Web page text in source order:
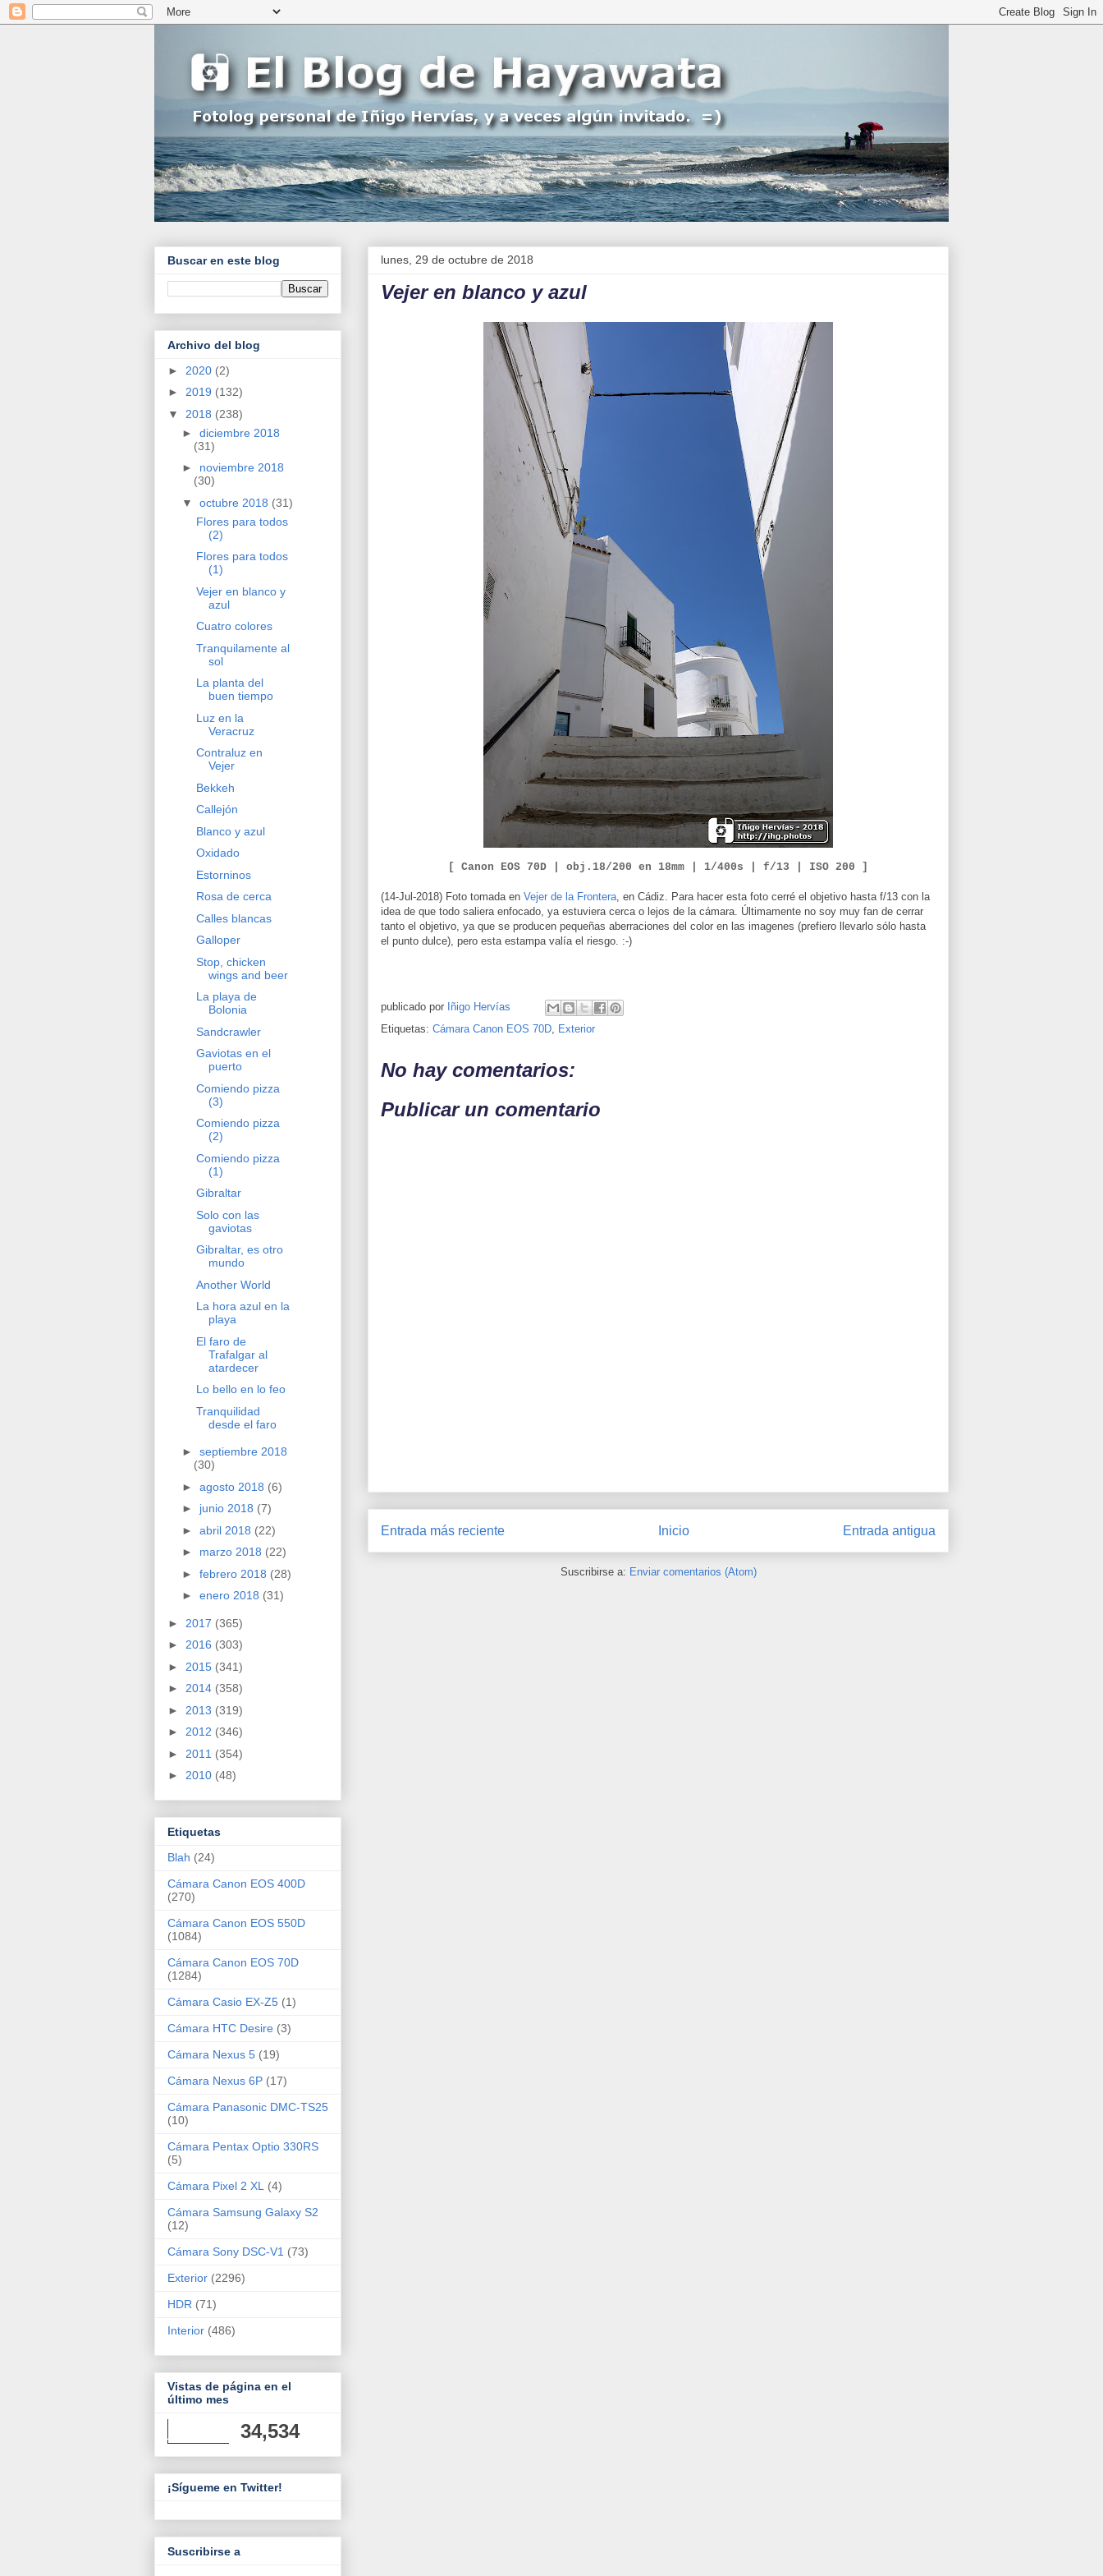
lunes, 29 de octubre de 2018
Vejer en blanco y azul
[ Canon EOS 70D | obj. 18/200 en 18mm | 1/400s | f/13 ISO 200 ]
(14-Jul-2018) Foto tomada en Vejer de la Frontera, en Cádiz. Para hacer esta foto cerré el objetivo hasta f/13 con la
idea de que todo saliera enfocado, ya estuviera cerca o lejos de la cámara. Últimamente no soy muy fan de cerrar
tanto el objetivo, ya que se producen pequeñas aberraciones del color en las imagenes (prefiero llevarlo sólo hasta
el punto dulce), pero esta estampa valía el riesgo. :-)
publicado por Iñigo Hervías
Etiquetas: Cámara Canon EOS 70D, Exterior
No hay comentarios:
Publicar un comentario
Entrada más reciente Entrada antigua
Inicio
Suscribirse a: Enviar comentarios (Atom)
Buscar en este blog
Archivo del blog
► 2020 (2)
► 2019 (132)
▼ 2018 (238)
► diciembre 2018
(31)
► noviembre 2018
(30)
▼ octubre 2018 (31)
Flores para todos
(2)
Flores para todos
(1)
Vejer en blanco y
azul
Cuatro colores
Tranquilamente al
sol
La planta del
buen tiempo
Luz en la
Veracruz
Contraluz en
Vejer
Bekkeh
Callejón
Blanco y azul
Oxidado
Estorninos
Rosa de cerca
Calles blancas
Galloper
Stop, chicken
wings and beer
La playa de
Bolonia
Sandcrawler
Gaviotas en el
puerto
Comiendo pizza
(3)
Comiendo pizza
(2)
Comiendo pizza
(1)
Gibraltar
Solo con las
gaviotas
Gibraltar, es otro
mundo
Another World
La hora azul en la
playa
El faro de
Trafalgar al
atardecer
Lo bello en lo feo
Tranquilidad
desde el faro
► septiembre 2018
(30)
► agosto 2018 (6)
► junio 2018 (7)
► abril 2018 (22)
► marzo 2018 (22)
► febrero 2018 (28)
► enero 2018 (31)
► 2017 (365)
► 2016 (303)
► 2015 (341)
► 2014 (358)
► 2013 (319)
► 2012 (346)
► 2011 (354)
► 2010 (48)
Etiquetas
Blah (24)
Cámara Canon EOS 400D
(270)
Cámara Canon EOS 550D
(1084)
Cámara Canon EOS 70D
(1284)
Cámara Casio EX-Z5 (1)
Cámara HTC Desire (3)
Cámara Nexus 5 (19)
Cámara Nexus 6P (17)
Cámara Panasonic DMC-TS25
(10)
Cámara Pentax Optio 330RS
(5)
Cámara Pixel 2 XL
(4)
Cámara Samsung Galaxy S2
(12)
Cámara Sony DSC-V1 (73)
Exterior (2296)
HDR (71)
Interior (486)
Vistas de página en el
último mes
34,534
¡Sígueme en Twitter!
Suscribirse a